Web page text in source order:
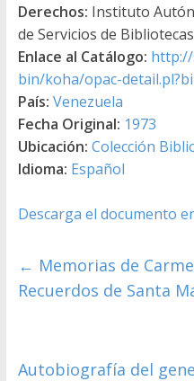
Derechos: Instituto
de Servicios de
Enlace al Catálogo: http://
bin/koha/opac-
País: Venezuela
Fecha Original: 1973
Ubicación: Colección
Idioma: Español
Descarga el documento
← Memorias de
Recuerdos de Santa
Autobiografía del